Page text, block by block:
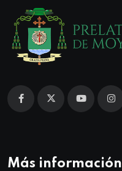
Más información